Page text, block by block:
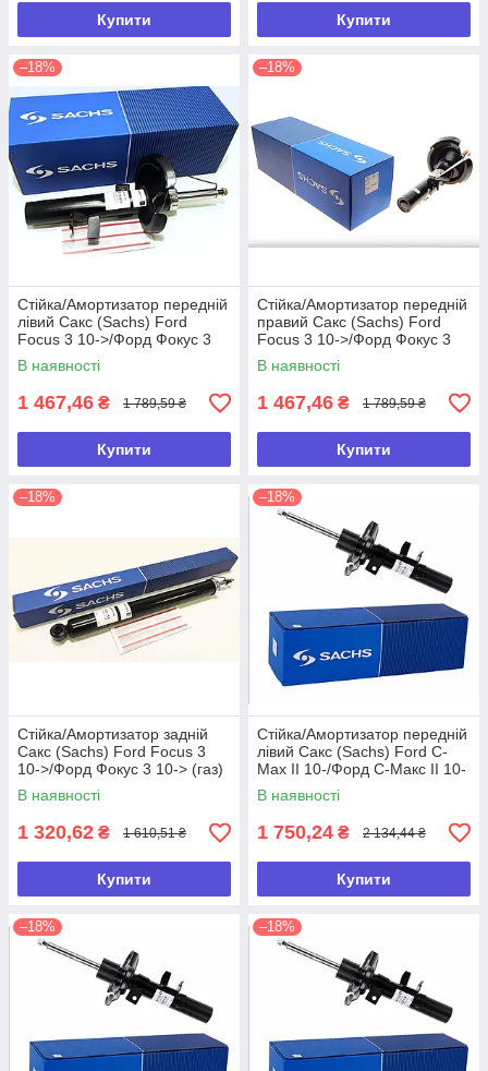
Купити Купити
–18%
Стійка/Амортизатор передній
лівий Сакс (Sachs) Ford
Focus 3 10->/Форд Фокус 3
10-> (газ)
В наявності
1 467,46 ₴ 1 789,59 ₴
Купити
–18%
Стійка/Амортизатор передній
правий Сакс (Sachs) Ford
Focus 3 10->/Форд Фокус 3
10-> (газ)
В наявності
1 467,46 ₴ 1 789,59 ₴
Купити
–18%
Стійка/Амортизатор задній
Сакс (Sachs) Ford Focus 3
10->/Форд Фокус 3 10-> (газ)
В наявності
1 320,62 ₴ 1 610,51 ₴
Купити
–18%
Стійка/Амортизатор передній
лівий Сакс (Sachs) Ford С-
Мах ІІ 10-/Форд С-Макс ІІ 10-
(газ)
В наявності
1 750,24 ₴ 2 134,44 ₴
Купити
–18% –18%